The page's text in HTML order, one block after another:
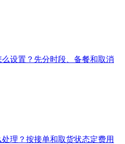
设置？先分时段、备餐和取消
理？按接单和取货状态定费用